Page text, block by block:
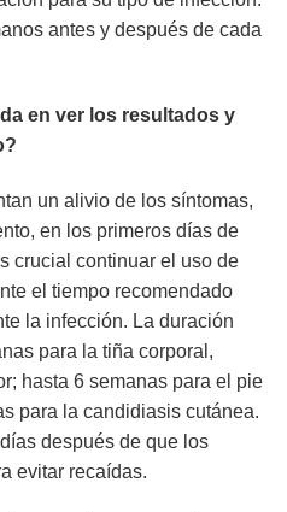
antes y después de cada
en ver los resultados y
un alivio de los síntomas,
en los primeros días de
crucial continuar el uso de
el tiempo recomendado
la infección. La duración
para la tiña corporal,
hasta 6 semanas para el pie
para la candidiasis cutánea.
después de que los
evitar recaídas.